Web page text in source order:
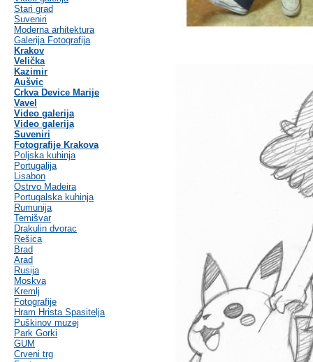
Stari grad
Suveniri
Moderna arhitektura
Galerija Fotografija
Krakov
Velička
Kazimir
Aušvic
Crkva Device Marije
Vavel
Video galerija
Video galerija
Suveniri
Fotografije Krakova
Poljska kuhinja
Portugalija
Lisabon
Ostrvo Madeira
Portugalska kuhinja
Rumunija
Temišvar
Drakulin dvorac
Rešica
Brad
Arad
Rusija
Moskva
Kremlj
Fotografije
Hram Hrista Spasitelja
Puškinov muzej
Park Gorki
GUM
Crveni trg